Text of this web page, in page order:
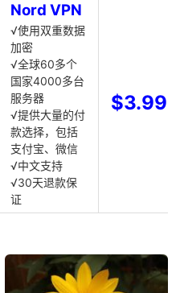
Nord VPN
√使用双重数据
加密
√全球60多个
国家4000多台
服务器
√提供大量的付
款选择，包括
支付宝、微信
√中文支持
√30天退款保
证
$3.99